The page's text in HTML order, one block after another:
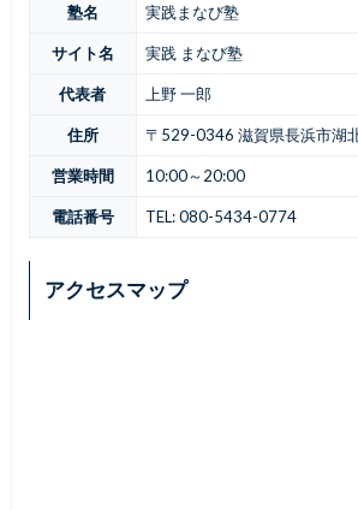
塾名 実践まなび塾
サイト名 実践 まなび塾
代表者 上野 一郎
住所 〒529-0346 滋賀県長浜市湖
営業時間 10:00～20:00
電話番号 TEL: 080-5434-0774
アクセスマップ